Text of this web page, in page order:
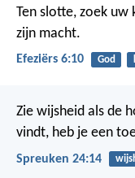
Ten slotte, zoek uw
zijn macht.
Efeziërs 6:10 God
Zie wijsheid als de
vindt, heb je een
Spreuken 24:14